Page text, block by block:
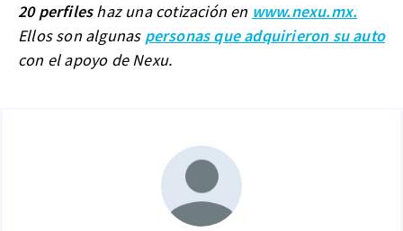
20 perfileshaz una cotización en www.nexu.mx.
Ellos son algunas personas que adquirieron su auto
con el apoyo de Nexu.